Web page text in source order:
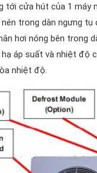
tới cửa hút của 1 máy
nén trong dàn ngưng
hơi nóng bên trong
áp suất và nhiệt độ
nhiệt độ.